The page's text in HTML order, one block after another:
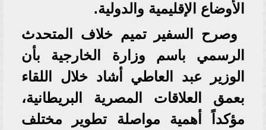
الأوضاع الإقليمية والدولية.
وصرح السفير تميم خلاف المتحدث
الرسمي باسم وزارة الخارجية بأن
الوزير عبد العاطي أشاد خلال اللقاء
بعمق العلاقات المصرية البريطانية،
مؤكداً أهمية مواصلة تطوير مختلف